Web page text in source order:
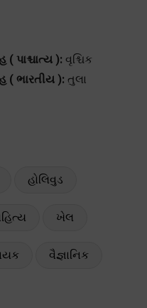
( પાશ્ચાત્ય ): વૃશ્ચિક
( ભારતીય ): તુલા
હોલિવુડ
ખેલ
વૈજ્ઞાનિક